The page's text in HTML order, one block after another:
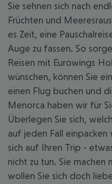
Sie sehnen sich nach
Früchten und
es Zeit, eine
Auge zu fassen. So
Reisen mit Eurowings
wünschen, können Sie
einen Flug buchen und
Menorca haben wir für
Überlegen Sie sich,
auf jeden Fall
sich auf Ihren Trip -
nicht zu tun. Sie
wollen Sie sich doch